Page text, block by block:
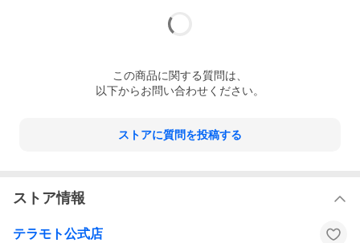
お急ぎのお客様は、ご注文前に納期のご確認をお願いいたしま
グランドコーナー430丸32
この商品に関する質問は、
以下からお問い合わせください。
ストアに質問を投稿する
ストア情報
テラモト公式店